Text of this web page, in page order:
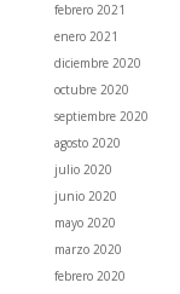
febrero 2021
enero 2021
diciembre 2020
octubre 2020
septiembre 2020
agosto 2020
julio 2020
junio 2020
mayo 2020
marzo 2020
febrero 2020